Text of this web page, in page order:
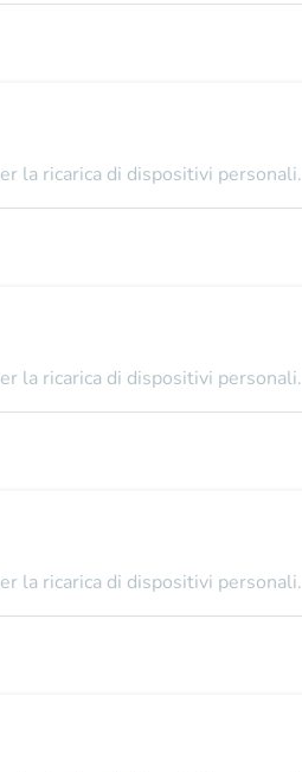
la ricarica di dispositivi personali.
la ricarica di dispositivi personali.
la ricarica di dispositivi personali.